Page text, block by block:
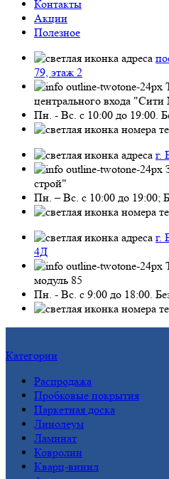
Контакты
Акции
Полезное
79, этаж 2
центрального входа
Пн. - Вс. с 10:00 до 19:00.
г.
строй"
Пн. – Вс. с 10:00 до 19:00;
г.
4Д
модуль 85
Пн. - Вс. с 9:00 до 18:00.
Категории
Распродажа
Пробковые покрытия
Паркетная доска
Линолеум
Ламинат
Ковролин
Кварц-винил